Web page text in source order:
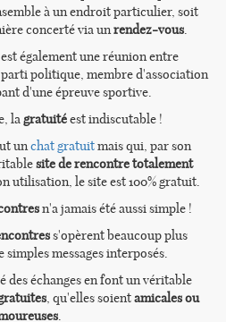
à un endroit particulier, soit
concerté via unrendez-vous.
également une réunion entre
politique, membre d'association
d'une épreuve sportive.
lagratuitéest indiscutable !
unchat gratuitmais qui, par son
site de rencontre totalement
utilisation, le site est 100% gratuit.
n'a jamais été aussi simple !
s'opèrent beaucoup plus
messages interposés.
échanges en font un véritable
, qu'elles soientamicales ou
.